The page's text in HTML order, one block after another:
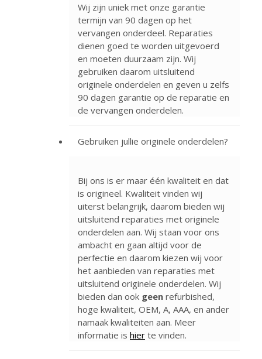
Wij zijn uniek met onze garantie
termijn van 90 dagen op het
vervangen onderdeel. Reparaties
dienen goed te worden uitgevoerd
en moeten duurzaam zijn. Wij
gebruiken daarom uitsluitend
originele onderdelen en geven u zelfs
90 dagen garantie op de reparatie en
de vervangen onderdelen.
Gebruiken jullie originele onderdelen?
Bij ons is er maar één kwaliteit en dat
is origineel. Kwaliteit vinden wij
uiterst belangrijk, daarom bieden wij
uitsluitend reparaties met originele
onderdelen aan. Wij staan voor ons
ambacht en gaan altijd voor de
perfectie en daarom kiezen wij voor
het aanbieden van reparaties met
uitsluitend originele onderdelen. Wij
bieden dan ook geen refurbished,
hoge kwaliteit, OEM, A, AAA, en ander
namaak kwaliteiten aan. Meer
informatie is hier te vinden.